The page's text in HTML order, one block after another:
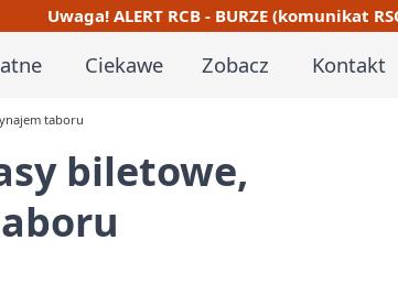
Uwaga! ALERT RCB - BURZE (komunikat
Ciekawe Zobacz Kontakt
taboru
biletowe,